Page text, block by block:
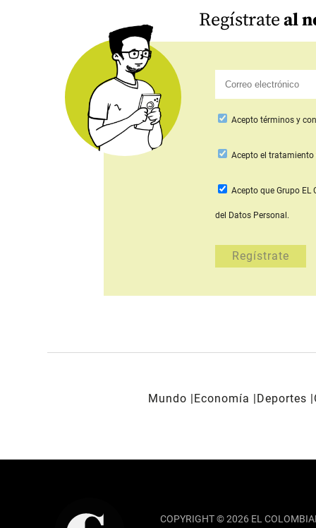
Regístrateal
Acepto términos y
Aceptoel tratamiento
Acepto que Grupo EL
del Datos Personal.
Mundo Economía Deportes
COPYRIGHT © 2026 EL